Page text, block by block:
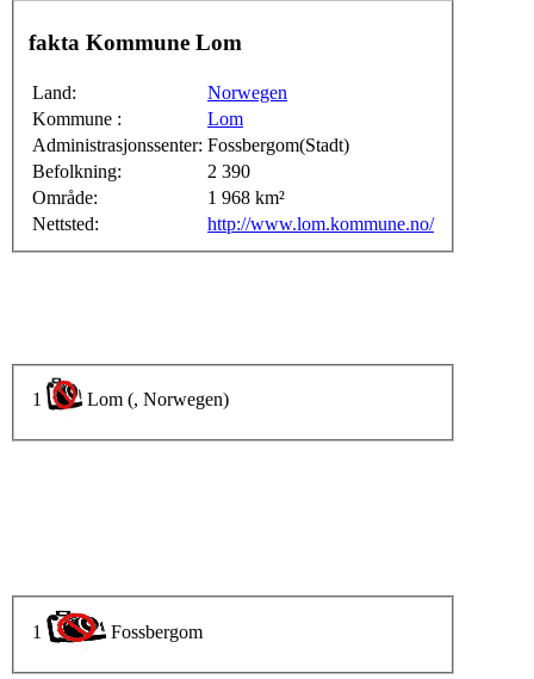
fakta Kommune Lom
Land:
Norwegen
Kommune :
Lom
Administrasjonssenter: Fossbergom(Stadt)
Befolkning:
2 390
Område:
1 968 km²
Nettsted:
http://www.lom.kommune.no/
1 Lom (, Norwegen)
1 Fossbergom